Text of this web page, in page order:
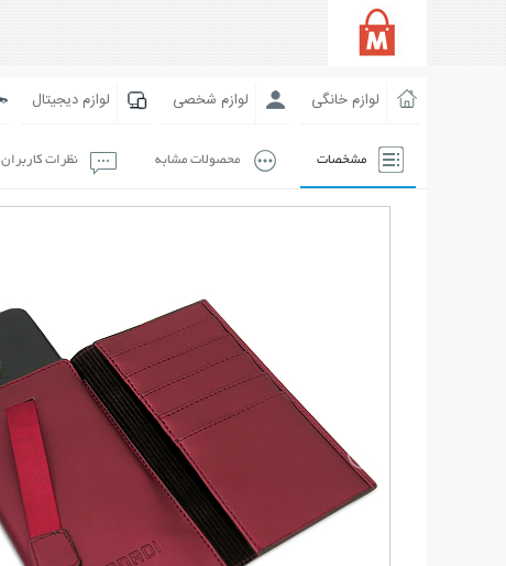
لوازم خانگی لوازم شخصی لوازم دیجیتال
مشخصات محصولات مشابه نظرات کاربران